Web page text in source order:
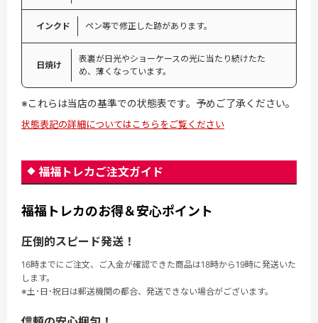
インクド ペン等で修正した跡があります。
日焼け
表裏が日光やショーケースの光に当たり続けたた
め、薄くなっています。
※これらは当店の基準での状態表です。予めご了承ください。
状態表記の詳細についてはこちらをご覧ください
福福トレカご注文ガイド
福福トレカのお得＆安心ポイント
圧倒的スピード発送！
16時までにご注文、ご入金が確認できた商品は18時から19時に発送いた
します。
※土･日･祝日は郵送機関の都合、発送できない場合がございます。